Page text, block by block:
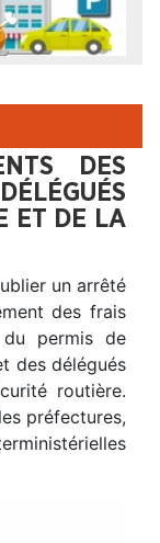
DES
ET DE LA
un arrêté
des frais
du permis de
des délégués
routière.
préfectures,